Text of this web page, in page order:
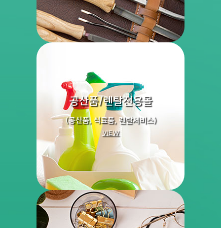
공산품/렌탈전용몰
(공산품, 식료품, 렌탈서비스)
VIEW